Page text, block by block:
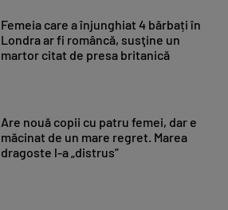
Femeia care a înjunghiat 4 bărbați în
Londra ar fi româncă, susţine un
martor citat de presa britanică
Are nouă copii cu patru femei, dar e
măcinat de un mare regret. Marea
dragoste l-a „distrus”